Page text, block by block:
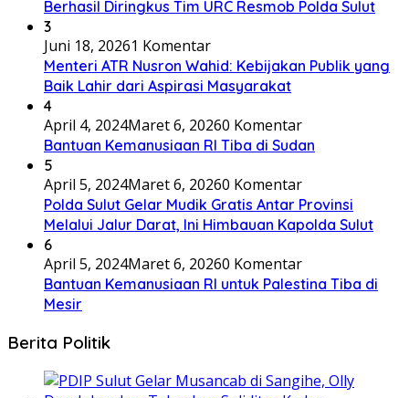
Berhasil Diringkus Tim URC Resmob Polda Sulut
3
Juni 18, 20261 Komentar
Menteri ATR Nusron Wahid: Kebijakan Publik yang
Baik Lahir dari Aspirasi Masyarakat
4
April 4, 2024Maret 6, 20260 Komentar
Bantuan Kemanusiaan RI Tiba di Sudan
5
April 5, 2024Maret 6, 20260 Komentar
Polda Sulut Gelar Mudik Gratis Antar Provinsi
Melalui Jalur Darat, Ini Himbauan Kapolda Sulut
6
April 5, 2024Maret 6, 20260 Komentar
Bantuan Kemanusiaan RI untuk Palestina Tiba di
Mesir
Berita Politik